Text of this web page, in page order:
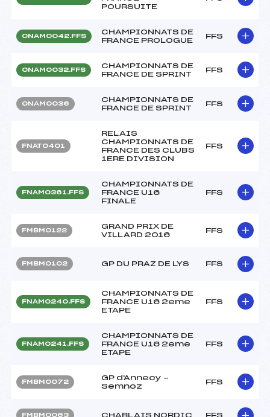
POURSUITE
ONAM0042.FFS
CHAMPIONNATS DE
FRANCE PROLOGUE
FFS
ONAM0032.FFS
CHAMPIONNATS DE
FRANCE DE SPRINT
FFS
ONAM0036
CHAMPIONNATS DE
FRANCE DE SPRINT
FFS
FNAT0401
RELAIS
CHAMPIONNATS DE
FRANCE DES CLUBS
1ERE DIVISION
FFS
FNAM0361.FFS
CHAMPIONNATS DE
FRANCE U16
FINALE
FFS
FMBM0122
GRAND PRIX DE
VILLARD 2016
FFS
FMBM0102 GP DU PRAZ DE LYS FFS
FNAM0240.FFS
CHAMPIONNATS DE
FRANCE U16 2eme
ETAPE
FFS
FNAM0241.FFS
CHAMPIONNATS DE
FRANCE U16 2eme
ETAPE
FFS
FMBM0072
GP d'Annecy -
Semnoz
FFS
FMBM0063 CHABLAIS NORDIC FFS